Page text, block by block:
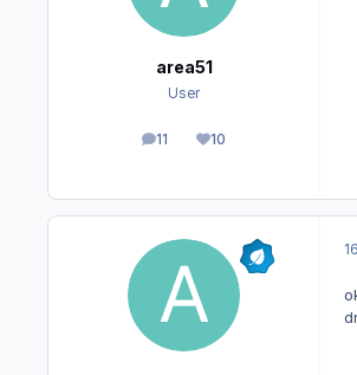
area51
User
11
Beiträge10
Reputation